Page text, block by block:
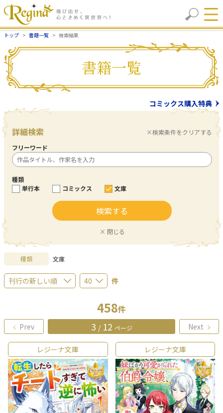
トップ 書籍一覧 検索結果
書籍一覧
コミックス購入特典
詳細検索
×検索条件をクリアする
フリーワード
種類
単行本
コミックス 文庫
× 閉じる
種類 文庫
件
458件
Prev 3 /12 ページ Next
レジーナ文庫 レジーナ文庫